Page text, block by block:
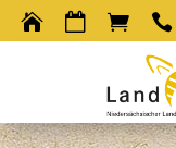
   